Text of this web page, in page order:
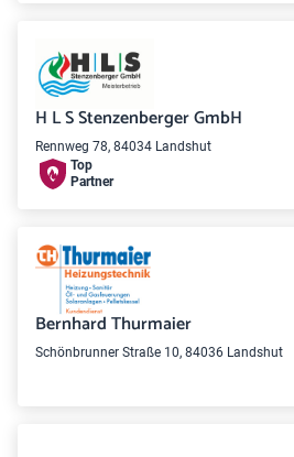
H L S Stenzenberger GmbH
Rennweg 78, 84034 Landshut
Top
Partner
Bernhard Thurmaier
Schönbrunner Straße 10, 84036 Landshut